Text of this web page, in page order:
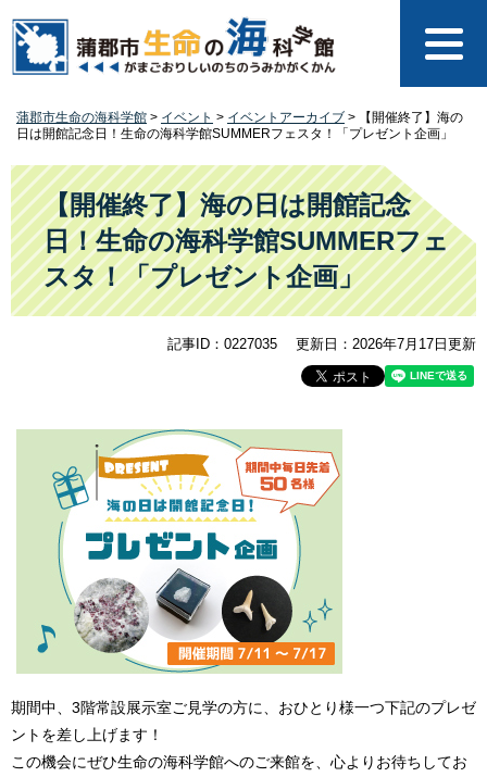
の
す
。
ー
し
て
本
文
へ
蒲郡市生命の海科学館 > イベント > イベントアーカイブ >
【開催終了】海の
日は開館記念日！生命の海科学館SUMMERフェスタ！「プレゼント企画」
本
文
【開催終了】海の日は開館記念
日！生命の海科学館SUMMERフェ
スタ！「プレゼント企画」
記事ID：0227035 更新日：2026年7月17日更新
期間中、3階常設展示室ご見学の方に、おひとり様一つ下記のプレゼ
ントを差し上げます！
この機会にぜひ生命の海科学館へのご来館を、心よりお待ちしてお